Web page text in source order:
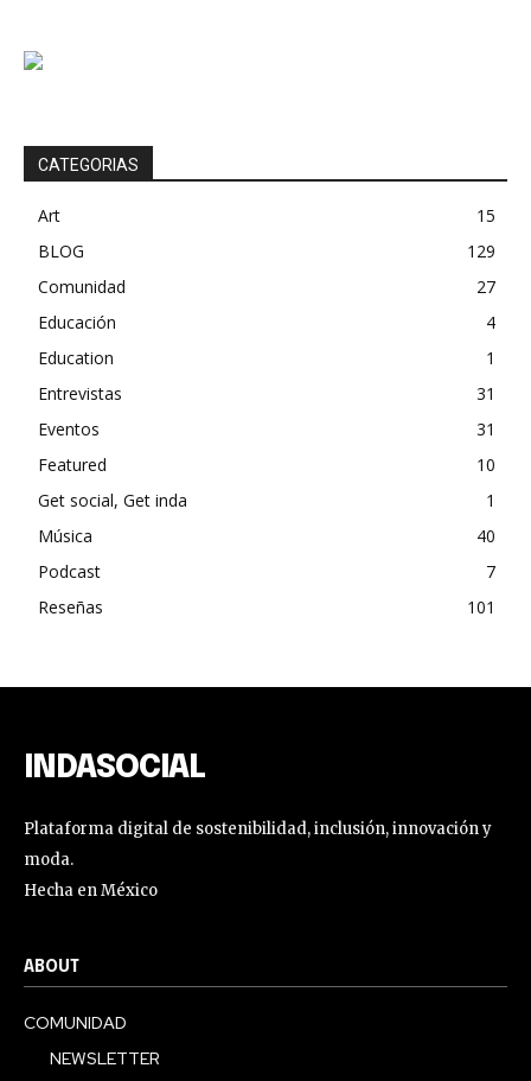
SUSCRIPTORES y sea parte de la
conversación.
electrónico en nuestro sitio web o haga clic en el botón de
suscripción a continuación. No se preocupe, respetamos su
Su información está segura con nosotros.
CATEGORIAS
Art
15
BLOG
129
Comunidad
27
Educación
4
Education
1
Entrevistas
31
Eventos
31
Featured
10
Get social, Get inda
1
Música
40
Podcast
7
Reseñas
101
INDASOCIAL
Plataforma digital de sostenibilidad, inclusión, innovación y
moda.
Hecha en México
ABOUT
COMUNIDAD
NEWSLETTER